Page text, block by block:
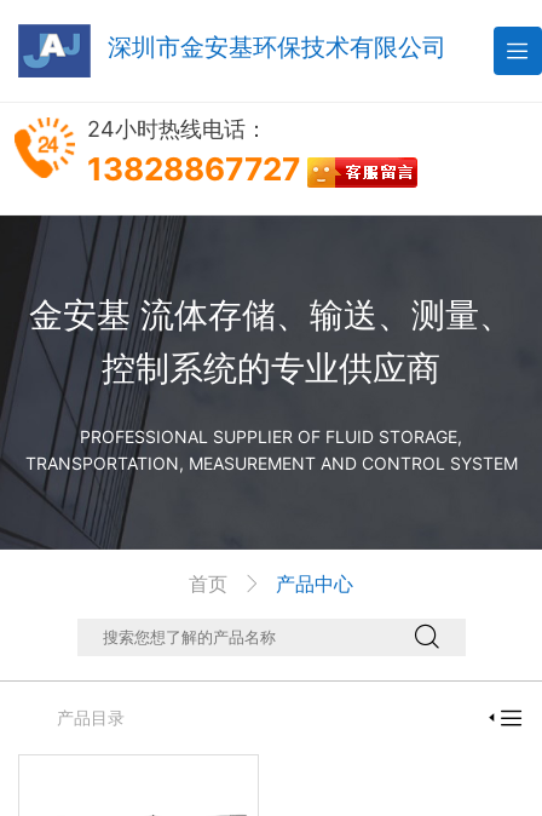
深圳市金安基环保技术有限公司 
24小时热线电话：
13828867727
金安基 流体存储、输送、测量、
控制系统的专业供应商
PROFESSIONAL SUPPLIER OF FLUID STORAGE,
TRANSPORTATION, MEASUREMENT AND CONTROL SYSTEM
首页  产品中心

产品目录  